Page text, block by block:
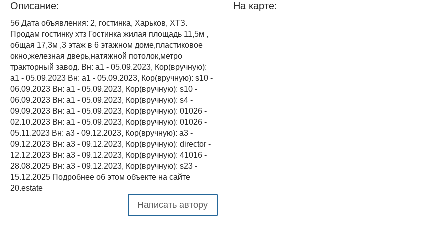
Описание:
56 Дата объявления: 2, гостинка, Харьков, ХТЗ.
Продам гостинку хтз Гостинка жилая площадь 11,5м ,
общая 17,3м ,3 этаж в 6 этажном доме,пластиковое
окно,железная дверь,натяжной потолок,метро
тракторный завод. Вн: a1 - 05.09.2023, Кор(вручную):
a1 - 05.09.2023 Вн: a1 - 05.09.2023, Кор(вручную): s10 -
06.09.2023 Вн: a1 - 05.09.2023, Кор(вручную): s10 -
06.09.2023 Вн: a1 - 05.09.2023, Кор(вручную): s4 -
09.09.2023 Вн: a1 - 05.09.2023, Кор(вручную): 01026 -
02.10.2023 Вн: a1 - 05.09.2023, Кор(вручную): 01026 -
05.11.2023 Вн: a3 - 09.12.2023, Кор(вручную): a3 -
09.12.2023 Вн: a3 - 09.12.2023, Кор(вручную): director -
12.12.2023 Вн: a3 - 09.12.2023, Кор(вручную): 41016 -
28.08.2025 Вн: a3 - 09.12.2023, Кор(вручную): s23 -
15.12.2025 Подробнее об этом объекте на сайте
20.estate
Написать автору
На карте: